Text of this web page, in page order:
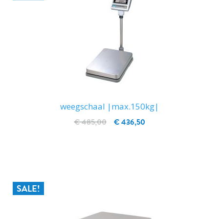
weegschaal |max.150kg|
€ 436,50
€ 485,00
SALE!